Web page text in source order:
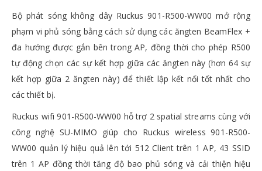
Bộ phát sóng không dây Ruckus 901-R500-WW00 mở rộng
phạm vi phủ sóng bằng cách sử dụng các ăngten BeamFlex +
đa hướng được gắn bên trong AP, đồng thời cho phép R500
tự động chọn các sự kết hợp giữa các ăngten này (hơn 64 sự
kết hợp giữa 2 ăngten này) để thiết lập kết nối tốt nhất cho
các thiết bị.
Ruckus wifi 901-R500-WW00 hỗ trợ 2 spatial streams cùng với
công nghệ SU-MIMO giúp cho Ruckus wireless 901-R500-
WW00 quản lý hiệu quả lên tới 512 Client trên 1 AP, 43 SSID
trên 1 AP đồng thời tăng độ bao phủ sóng và cải thiện hiệu